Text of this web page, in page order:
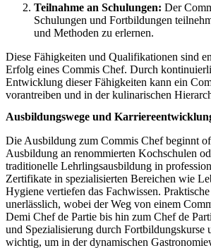
Teilnahme an Schulungen: Der
Schulungen und Fortbildungen
und Methoden zu erlernen.
Diese Fähigkeiten und Qualifikationen sind
Erfolg eines Commis Chef. Durch
Entwicklung dieser Fähigkeiten kann ein
vorantreiben und in der kulinarischen
Ausbildungswege und
Die Ausbildung zum Commis Chef beginnt
Ausbildung an renommierten Kochschulen
traditionelle Lehrlingsausbildung in
Zertifikate in spezialisierten Bereichen wie
Hygiene vertiefen das Fachwissen.
unerlässlich, wobei der Weg von einem
Demi Chef de Partie bis hin zum Chef de
und Spezialisierung durch Fortbildungskurse
wichtig, um in der dynamischen